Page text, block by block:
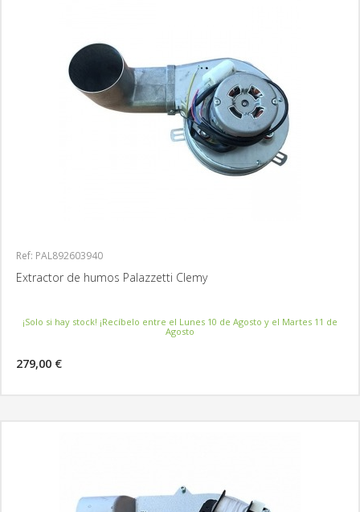
Ref: PAL892603940
Extractor de humos Palazzetti Clemy
¡Solo si hay stock! ¡Recíbelo entre el Lunes 10 de Agosto y el Martes 11 de
Agosto
279,00 €